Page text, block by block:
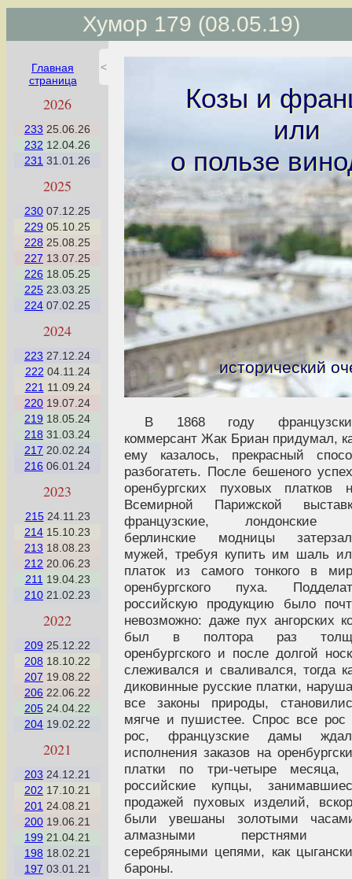
Хумор 179 (08.05.19)
<
Главная
страница
2026
233 25.06.26
232 12.04.26
231 31.01.26
2025
230 07.12.25
229 05.10.25
228 25.08.25
227 13.07.25
226 18.05.25
225 23.03.25
224 07.02.25
2024
223 27.12.24
222 04.11.24
221 11.09.24
220 19.07.24
219 18.05.24
218 31.03.24
217 20.02.24
216 06.01.24
2023
21524.11.23
214 15.10.23
213 18.08.23
212 20.06.23
211 19.04.23
210 21.02.23
2022
209 25.12.22
208 18.10.22
207 19.08.22
206 22.06.22
205 24.04.22
204 19.02.22
2021
203 24.12.21
202 17.10.21
201 24.08.21
200 19.06.21
199 21.04.21
198 18.02.21
197 03.01.21
Козы и
или
о пользе
исторический
В 1868 году
коммерсант Жак Бриан придумал,
ему казалось, прекрасный
разбогатеть. После бешеного
оренбургских пуховых платков
Всемирной Парижской
французские, лондонские
берлинские модницы
мужей, требуя купить им шаль
платок из самого тонкого в
оренбургского пуха.
российскую продукцию было
невозможно: даже пух ангорских
был в полтора раз
оренбургского и после долгой
слеживался и сваливался, тогда
диковинные русские платки,
все законы природы,
мягче и пушистее. Спрос все рос
рос, французские дамы
исполнения заказов на
платки по три-четыре месяца,
российские купцы,
продажей пуховых изделий,
были увешаны золотыми
алмазными перстнями
серебряными цепями, как
бароны.